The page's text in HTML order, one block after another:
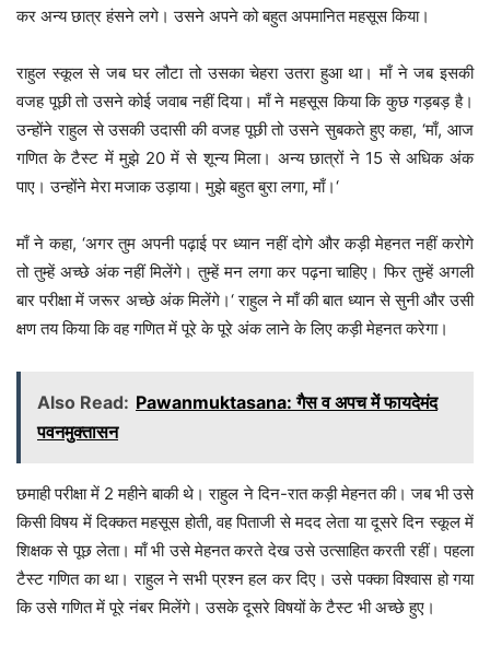
कर अन्य छात्र हंसने लगे। उसने अपने को बहुत अपमानित महसूस किया।
राहुल स्कूल से जब घर लौटा तो उसका चेहरा उतरा हुआ था। माँ ने जब इसकी
वजह पूछी तो उसने कोई जवाब नहीं दिया। माँ ने महसूस किया कि कुछ गड़बड़ है।
उन्होंने राहुल से उसकी उदासी की वजह पूछी तो उसने सुबकते हुए कहा, ‘माँ, आज
गणित के टैस्ट में मुझे 20 में से शून्य मिला। अन्य छात्रों ने 15 से अधिक अंक
पाए। उन्होंने मेरा मजाक उड़ाया। मुझे बहुत बुरा लगा, माँ।‘
माँ ने कहा, ‘अगर तुम अपनी पढ़ाई पर ध्यान नहीं दोगे और कड़ी मेहनत नहीं करोगे
तो तुम्हें अच्छे अंक नहीं मिलेंगे। तुम्हें मन लगा कर पढ़ना चाहिए। फिर तुम्हें अगली
बार परीक्षा में जरूर अच्छे अंक मिलेंगे।‘ राहुल ने माँ की बात ध्यान से सुनी और उसी
क्षण तय किया कि वह गणित में पूरे के पूरे अंक लाने के लिए कड़ी मेहनत करेगा।
Also Read: Pawanmuktasana: गैस व अपच में फायदेमंद
पवनमुक्तासन
छमाही परीक्षा में 2 महीने बाकी थे। राहुल ने दिन-रात कड़ी मेहनत की। जब भी उसे
किसी विषय में दिक्कत महसूस होती, वह पिताजी से मदद लेता या दूसरे दिन स्कूल में
शिक्षक से पूछ लेता। माँ भी उसे मेहनत करते देख उसे उत्साहित करती रहीं। पहला
टैस्ट गणित का था। राहुल ने सभी प्रश्न हल कर दिए। उसे पक्का विश्वास हो गया
कि उसे गणित में पूरे नंबर मिलेंगे। उसके दूसरे विषयों के टैस्ट भी अच्छे हुए।